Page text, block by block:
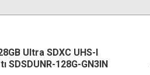
Ultra SDXC UHS-I
SDSDUNR-128G-GN3IN